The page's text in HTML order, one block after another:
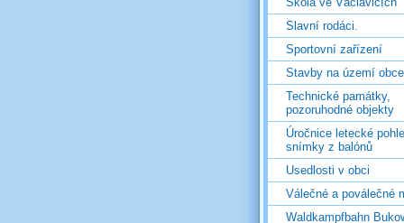
Slavní rodáci.
Sportovní zařízení
Stavby na území obce
Technické památky,
pozoruhodné objekty
Úročnice letecké
snímky z balónů
Usedlosti v obci
Válečné a poválečné
Waldkampfbahn